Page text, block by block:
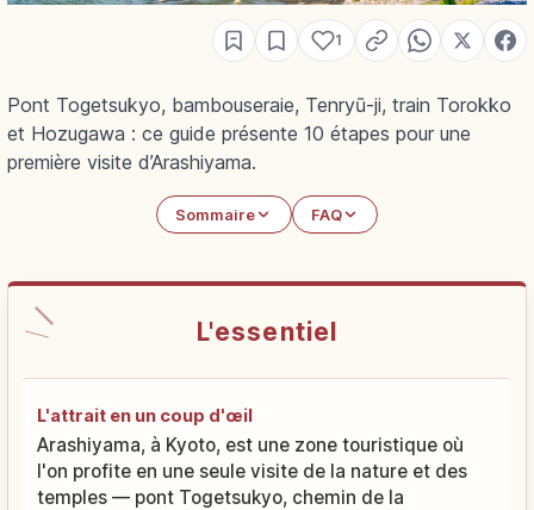
1
Pont Togetsukyo, bambouseraie, Tenryū-ji, train Torokko
et Hozugawa : ce guide présente 10 étapes pour une
première visite d’Arashiyama.
Sommaire FAQ
L'essentiel
L'attrait en un coup d'œil
Arashiyama, à Kyoto, est une zone touristique où
l'on profite en une seule visite de la nature et des
temples — pont Togetsukyo, chemin de la